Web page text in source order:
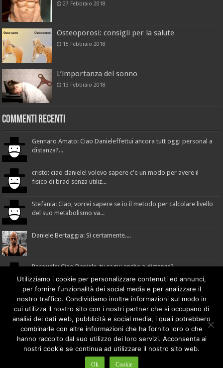
27 Febbraio 2018
Osteoporosi: consigli per la salute
15 Febbraio 2018
L’importanza del sonno
13 Febbraio 2018
Commenti recenti
Gennaro Amato: Ciao Danieleffettui ancora tutt oggi personal a
distanza?...
cristo: ciao daniele! volevo sapere c'e un modo per avere il
fisico di brad senza utiliz...
Stefania: Ciao, vorrei sapere se io il metodo per calcolare livello
del suo metabolismo va...
Daniele Bertaggia: Sì certamente....
Pasquale: Ciao Daniele, tu segui anche a distanza?...
Made with by comunicafacile.eu
DB - Mad Method© Copyright 2018 Daniele Bertaggia |
info@danielebertaggia.it
| +39 328 1127947 | P.IVA: 01491610299 |
Utilizziamo i cookie per personalizzare contenuti ed annunci,
per fornire funzionalità dei social media e per analizzare il
nostro traffico. Condividiamo inoltre informazioni sul modo in
cui utilizza il nostro sito con i nostri partner che si occupano di
analisi dei dati web, pubblicità e social media, i quali potrebbero
combinarle con altre informazioni che ha fornito loro o che
hanno raccolto dal suo utilizzo dei loro servizi. Acconsenta ai
nostri cookie se continua ad utilizzare il nostro sito web.
Ok Cookie